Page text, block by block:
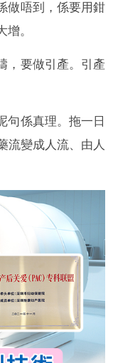
唔到，係要用鉗
。
，要做引產。引產
句係真理。拖一日
流變成人流、由人